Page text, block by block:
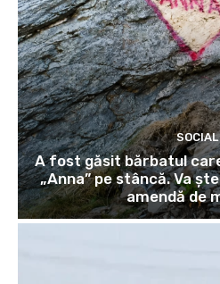
SOCIAL
A fost găsit bărbatul
„Anna” pe stâncă. Va
amendă de